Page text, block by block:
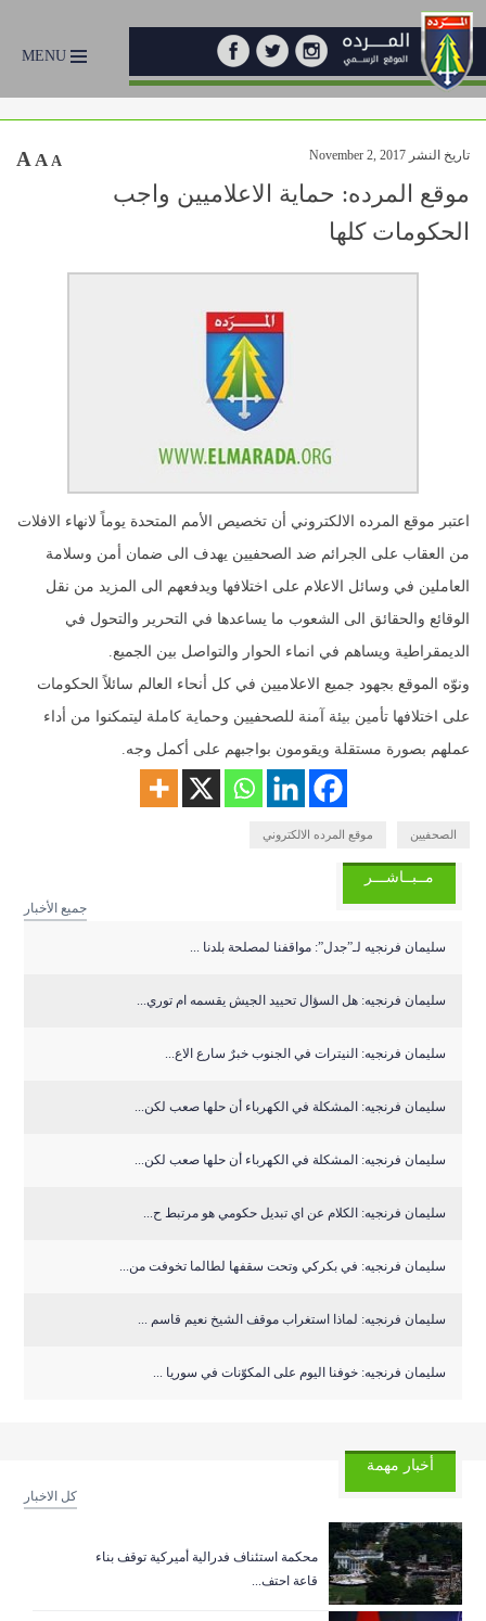
MENU
تاريخ النشر November 2, 2017 A A A
موقع المرده: حماية الاعلاميين واجب
الحكومات كلها
اعتبر موقع المرده الالكتروني أن تخصيص الأمم المتحدة يوماً لانهاء الافلات
من العقاب على الجرائم ضد الصحفيين يهدف الى ضمان أمن وسلامة
العاملين في وسائل الاعلام على اختلافها ويدفعهم الى المزيد من نقل
الوقائع والحقائق الى الشعوب ما يساعدها في التحرير والتحول في
الديمقراطية ويساهم في انماء الحوار والتواصل بين الجميع.
ونوّه الموقع بجهود جميع الاعلاميين في كل أنحاء العالم سائلاً الحكومات
على اختلافها تأمين بيئة آمنة للصحفيين وحماية كاملة ليتمكنوا من أداء
عملهم بصورة مستقلة ويقومون بواجبهم على أكمل وجه.
الصحفيين موقع المرده الالكتروني
مــبــاشـــر
جميع الأخبار
سليمان فرنجيه لـ”جدل”: مواقفنا لمصلحة بلدنا ...
سليمان فرنجيه: هل السؤال تحييد الجيش يقسمه ام توري...
سليمان فرنجيه: النيترات في الجنوب خبرٌ سارع الاع...
سليمان فرنجيه: المشكلة في الكهرباء أن حلها صعب لكن...
سليمان فرنجيه: المشكلة في الكهرباء أن حلها صعب لكن...
سليمان فرنجيه: الكلام عن اي تبديل حكومي هو مرتبط ح...
سليمان فرنجيه: في بكركي وتحت سقفها لطالما تخوفت من...
سليمان فرنجيه: لماذا استغراب موقف الشيخ نعيم قاسم ...
سليمان فرنجيه: خوفنا اليوم على المكوّنات في سوريا ...
أخبار مهمة
كل الاخبار
‏محكمة استئناف فدرالية أميركية توقف بناء
قاعة احتف...